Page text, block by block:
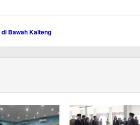
Bawah Kalteng